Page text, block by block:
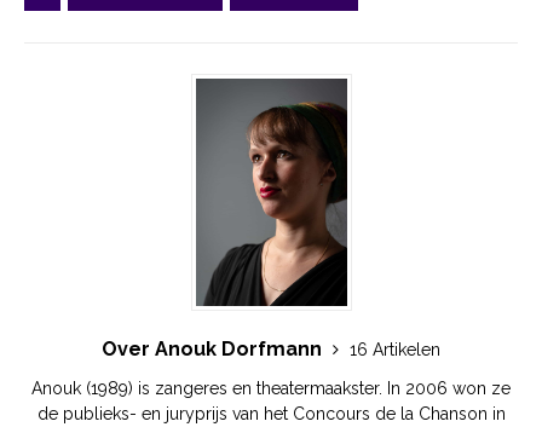
Over Anouk Dorfmann
16 Artikelen
Anouk (1989) is zangeres en theatermaakster. In 2006 won ze
de publieks- en juryprijs van het Concours de la Chanson in